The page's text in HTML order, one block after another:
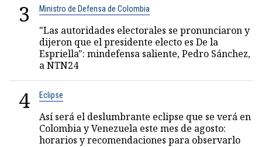
3 Ministro de Defensa de Colombia
"Las autoridades electorales se pronunciaron y
dijeron que el presidente electo es De la
Espriella": mindefensa saliente, Pedro Sánchez,
a NTN24
4 Eclipse
Así será el deslumbrante eclipse que se verá en
Colombia y Venezuela este mes de agosto:
horarios y recomendaciones para observarlo